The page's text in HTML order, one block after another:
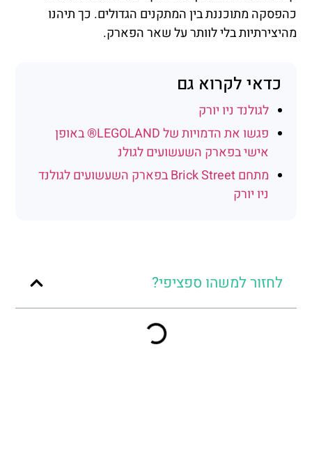
כהפסקה מתוכננת בין המתקנים הגדולים. כך תיהנו
מהיצירתיות בלי לוותר על שאר הפארק.
כדאי לקרוא גם
לגולנד ניו יורק
פגשו את הדמויות של LEGOLAND® באופן
אישי בפארק השעשועים לגולנ
מתחם Brick Street בפארק השעשועים לגולנד
ניו יורק
לחזור למשהו ספציפי?